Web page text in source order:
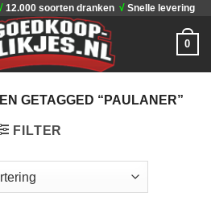
12.000 soorten dranken √ Snelle levering
0
GETAGGED “PAULANER”
FILTER